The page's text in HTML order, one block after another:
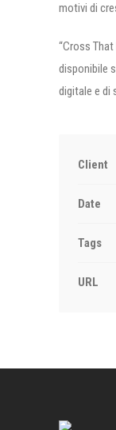
motivi di
“Cross
disponibile
digitale e di
Client
Date
Tags
URL